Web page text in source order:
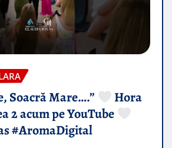
Soacră Mare….”
Hora
2 acum pe YouTube
#AromaDigital